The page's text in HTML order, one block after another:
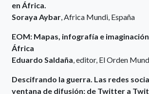
en África.
Soraya Aybar, Africa Mundi, España
EOM: Mapas, infografía e
África
Eduardo Saldaña, editor, El Orden
Descifrando la guerra. Las redes
ventana de difusión: de Twitter a